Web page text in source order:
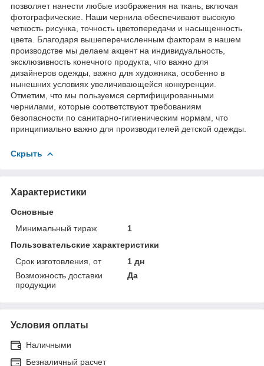
позволяет нанести любые изображения на ткань, включая
фотографические. Наши чернила обеспечивают высокую
четкость рисунка, точность цветопередачи и насыщенность
цвета. Благодаря вышеперечисленным факторам в нашем
производстве мы делаем акцент на индивидуальность,
эксклюзивность конечного продукта, что важно для
дизайнеров одежды, важно для художника, особенно в
нынешних условиях увеличивающейся конкуренции.
Отметим, что мы пользуемся сертифицированными
чернилами, которые соответствуют требованиям
безопасности по санитарно-гигиеническим нормам, что
принципиально важно для производителей детской одежды.
Скрыть
Характеристики
Основные
Минимальный тираж
1
Пользовательские характеристики
Срок изготовления, от
1 дн
Возможность доставки
продукции
Да
Условия оплаты
Наличными
Безналичный расчет